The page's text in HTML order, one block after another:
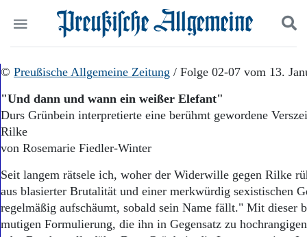
Politik
Wirtschaft
Panorama
Leben
Ostpreußen
Pommern
Berlin-Brandenburg
Schlesien
Suchen und finden
© Preußische Allgemeine Zeitung / Folge 02-07 vom 13.
"Und dann und wann ein weißer Elefant"
Durs Grünbein interpretierte eine berühmt gewordene
Rilke
von Rosemarie Fiedler-Winter
Seit langem rätsele ich, woher der Widerwille gegen Rilke
aus blasierter Brutalität und einer merkwürdig sexistischen
regelmäßig aufschäumt, sobald sein Name fällt." Mit dieser
mutigen Formulierung, die ihn in Gegensatz zu